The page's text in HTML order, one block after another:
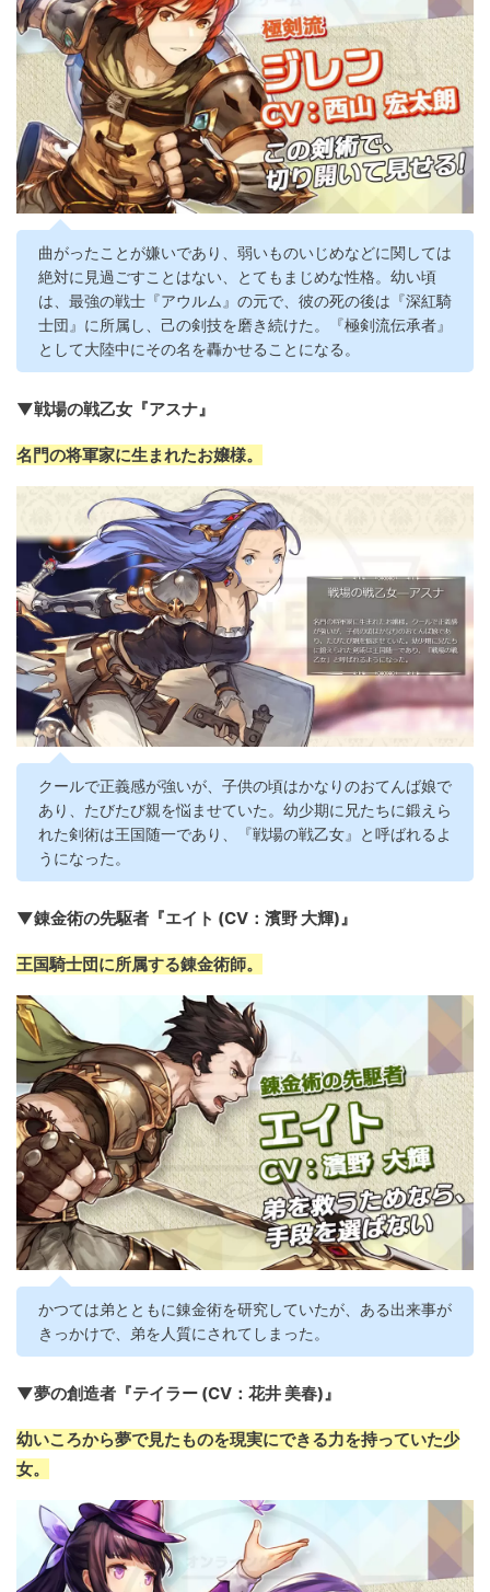
曲がったことが嫌いであり、弱いものいじめなどに関しては
絶対に見過ごすことはない、とてもまじめな性格。幼い頃
は、最強の戦士『アウルム』の元で、彼の死の後は『深紅騎
士団』に所属し、己の剣技を磨き続けた。『極剣流伝承者』
として大陸中にその名を轟かせることになる。
▼戦場の戦乙女『アスナ』
名門の将軍家に生まれたお嬢様。
クールで正義感が強いが、子供の頃はかなりのおてんば娘で
あり、たびたび親を悩ませていた。幼少期に兄たちに鍛えら
れた剣術は王国随一であり、『戦場の戦乙女』と呼ばれるよ
うになった。
▼錬金術の先駆者『エイト (CV：濱野 大輝)』
王国騎士団に所属する錬金術師。
かつては弟とともに錬金術を研究していたが、ある出来事が
きっかけで、弟を人質にされてしまった。
▼夢の創造者『テイラー (CV：花井 美春)』
幼いころから夢で見たものを現実にできる力を持っていた少
女。